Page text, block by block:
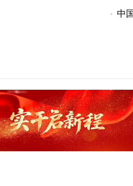
中